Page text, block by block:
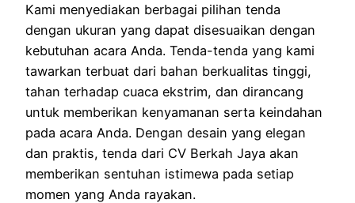
Kami menyediakan berbagai pilihan tenda
dengan ukuran yang dapat disesuaikan dengan
kebutuhan acara Anda. Tenda-tenda yang kami
tawarkan terbuat dari bahan berkualitas tinggi,
tahan terhadap cuaca ekstrim, dan dirancang
untuk memberikan kenyamanan serta keindahan
pada acara Anda. Dengan desain yang elegan
dan praktis, tenda dari CV Berkah Jaya akan
memberikan sentuhan istimewa pada setiap
momen yang Anda rayakan.